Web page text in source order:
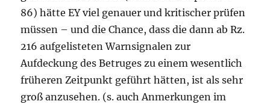
86) hätte EY viel genauer und kritischer prüfen
müssen – und die Chance, dass die dann ab Rz.
216 aufgelisteten Warnsignalen zur
Aufdeckung des Betruges zu einem wesentlich
früheren Zeitpunkt geführt hätten, ist als sehr
groß anzusehen. (s. auch Anmerkungen im